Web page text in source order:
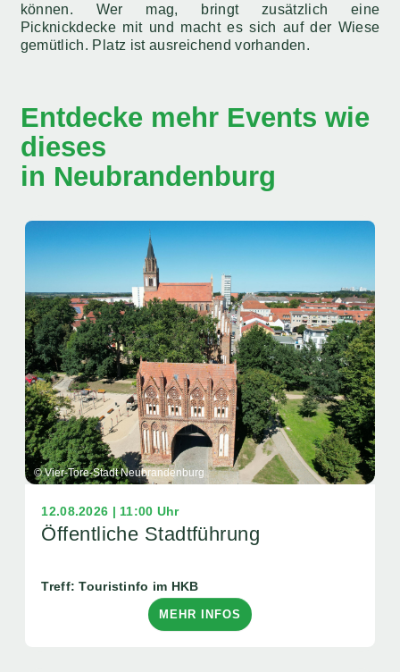
können. Wer mag, bringt zusätzlich eine
Picknickdecke mit und macht es sich auf der Wiese
gemütlich. Platz ist ausreichend vorhanden.
Entdecke mehr Events wie
dieses
in Neubrandenburg
© Vier-Tore-Stadt Neubrandenburg
12.08.2026 | 11:00 Uhr
Öffentliche Stadtführung
Treff: Touristinfo im HKB
MEHR INFOS